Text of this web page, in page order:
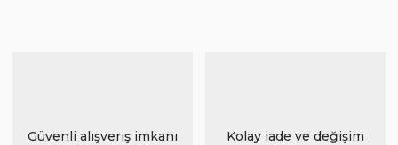
Güvenli alışveriş imkanı
Kolay iade ve değişim